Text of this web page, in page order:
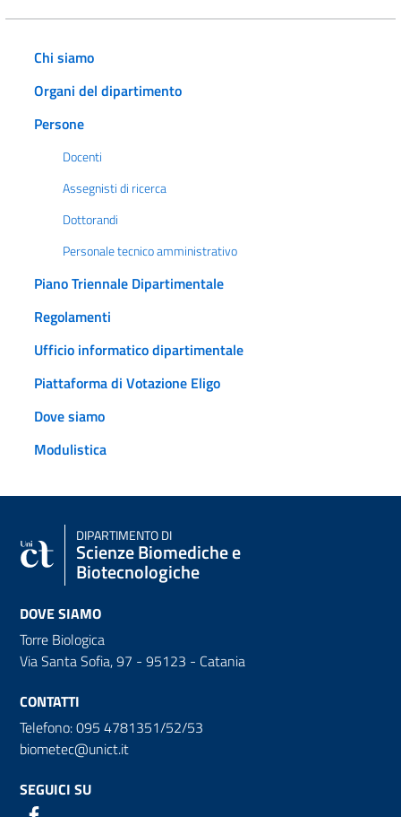
Chi siamo
Organi del dipartimento
Persone
Docenti
Assegnisti di ricerca
Dottorandi
Personale tecnico amministrativo
Piano Triennale Dipartimentale
Regolamenti
Ufficio informatico dipartimentale
Piattaforma di Votazione Eligo
Dove siamo
Modulistica
DIPARTIMENTO DI
Scienze Biomediche e
Biotecnologiche
DOVE SIAMO
Torre Biologica
Via Santa Sofia, 97 - 95123 - Catania
CONTATTI
Telefono: 095 4781351/52/53
biometec@unict.it
SEGUICI SU